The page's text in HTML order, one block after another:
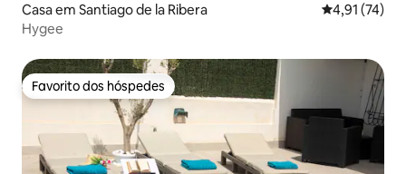
Casa em Santiago de la Ribera Classificação
4,91 (74)
Hygee
Favorito dos hóspedes
Favorito dos hóspedes